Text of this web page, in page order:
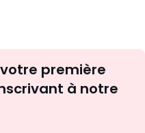
première
à notre